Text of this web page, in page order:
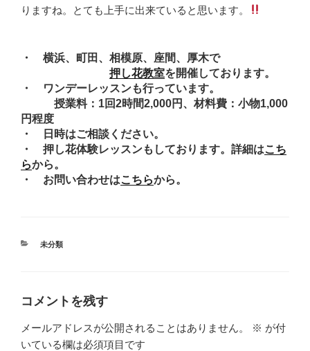
りますね。とても上手に出来ていると思います。
・ 横浜、町田、相模原、座間、厚木で
押し花教室を開催しております。
・ ワンデーレッスンも行っています。
授業料：1回2時間2,000円、材料費：小物1,000
円程度
・ 日時はご相談ください。
・ 押し花体験レッスンもしております。詳細はこち
らから。
・ お問い合わせはこちらから。
カ
未分類
コメントを残す
メールアドレスが公開されることはありません。 ※ が付
いている欄は必須項目です